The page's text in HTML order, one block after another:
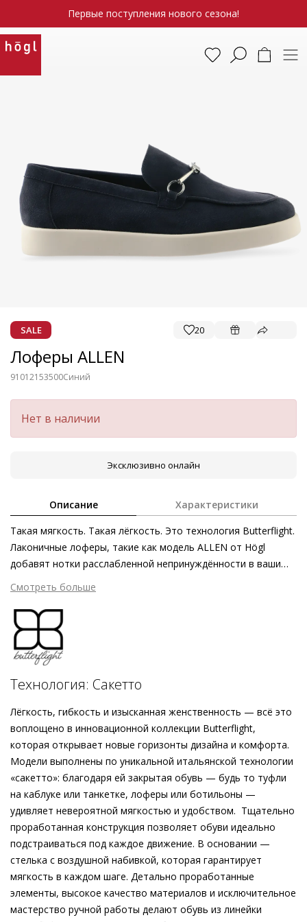
Первые поступления нового сезона!
SALE 20
Лоферы ALLEN
91012153500Синий
Нет в наличии
Эксклюзивно онлайн
Описание Характеристики
Такая мягкость. Такая лёгкость. Это технология Butterflight.
Лаконичные лоферы, такие как модель ALLEN от Högl
добавят нотки расслабленной непринуждённости в ваши
летние образы. Кожаные лоферы, изготовленные этичными
методами на экологически безопасном производстве в
уникальной технике «сакетто», являются одними из самых
лёгких в мире. Невесомая конструкция адаптируется под
каждое движение стопы. Чрезвычайно мягкая кожа тёмно-
синего оттенка и золотистая пряжка в форме трензеля
подчёркивают классический силуэт, в то время как
элемента. Модели Högl из коллекции Butterflight обладают
поразительной мягкостью и гибкостью – это та обувь,
которую вы едва ощущаете, а потому её не хочется
снимать.
Смотреть больше
Технология: Сакетто
Лёгкость, гибкость и изысканная женственность — всё это
воплощено в инновационной коллекции Butterflight,
которая открывает новые горизонты дизайна и комфорта.
Модели выполнены по уникальной итальянской технологии
«сакетто»: благодаря ей закрытая обувь — будь то туфли
на каблуке или танкетке, лоферы или ботильоны —
удивляет невероятной мягкостью и удобством. Тщательно
проработанная конструкция позволяет обуви идеально
подстраиваться под каждое движение. В основании —
стелька с воздушной набивкой, которая гарантирует
мягкость в каждом шаге. Детально проработанные
элементы, высокое качество материалов и исключительное
мастерство ручной работы делают обувь из линейки